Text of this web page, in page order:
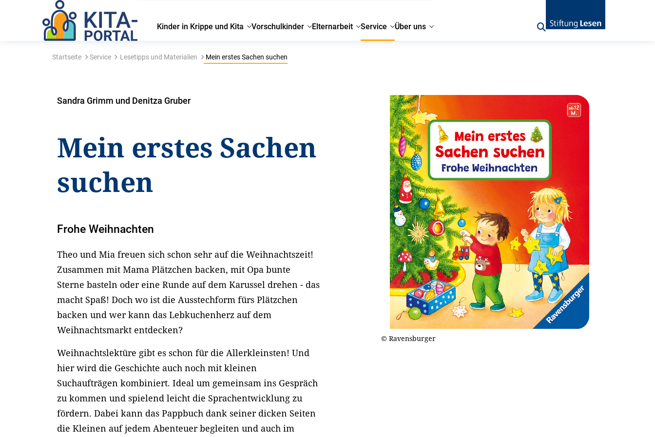
Kinder in Krippe und Kita Vorschulkinder Elternarbeit Service Über uns
Startseite Service Lesetipps und Materialien Mein erstes Sachen suchen
Sandra Grimm und Denitza Gruber
Mein erstes Sachen
suchen
Frohe Weihnachten
Theo und Mia freuen sich schon sehr auf die Weihnachtszeit!
Zusammen mit Mama Plätzchen backen, mit Opa bunte
Sterne basteln oder eine Runde auf dem Karussel drehen - das
macht Spaß! Doch wo ist die Ausstechform fürs Plätzchen
backen und wer kann das Lebkuchenherz auf dem
Weihnachtsmarkt entdecken?
Weihnachtslektüre gibt es schon für die Allerkleinsten! Und
hier wird die Geschichte auch noch mit kleinen
Suchaufträgen kombiniert. Ideal um gemeinsam ins Gespräch
zu kommen und spielend leicht die Sprachentwicklung zu
fördern. Dabei kann das Pappbuch dank seiner dicken Seiten
die Kleinen auf jedem Abenteuer begleiten und auch im
© Ravensburger